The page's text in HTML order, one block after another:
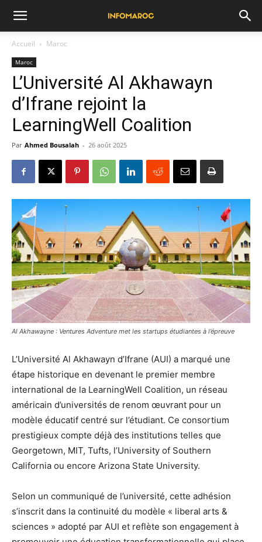
Accueil Maroc
Maroc
L’Université Al Akhawayn
d’Ifrane rejoint la
LearningWell Coalition
Par Ahmed Bousalah - 26 août 2025
Al Akhawayne : Ventures Adventure met les startups étudiantes à l’épreuve
L’Université Al Akhawayn d’Ifrane (AUI) a marqué une
étape historique en devenant le premier membre
international de la LearningWell Coalition, un réseau
américain d’universités de renom œuvrant pour un
modèle éducatif centré sur l’étudiant. Ce consortium
prestigieux compte déjà des institutions telles que
Georgetown, MIT, Tufts, l’University of Southern
California ou encore Arizona State University.
Selon un communiqué de l’université, cette adhésion
s’inscrit dans la continuité du modèle « liberal arts &
sciences » adopté par AUI et reflète son engagement à